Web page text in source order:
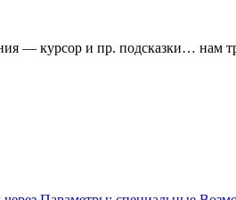
— курсор и пр. подсказки… нам